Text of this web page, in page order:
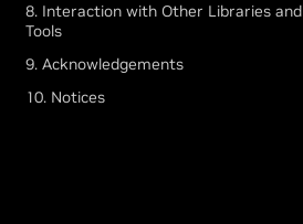
8. Interaction with Other Libraries and
Tools
9. Acknowledgements
10. Notices